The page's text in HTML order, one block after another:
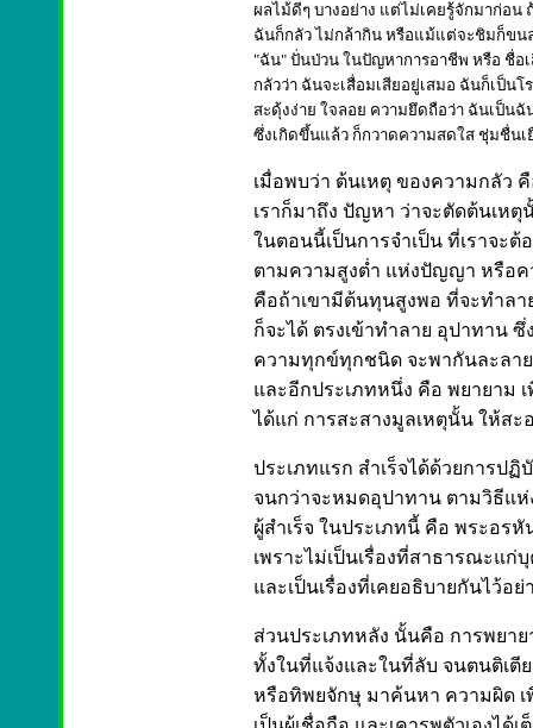
ผลไม้ดีๆ บางอย่าง แต่ไม่เคยรู้จักมาก่อน
ฉันก็กลัว ไม่กล้ากิน หรือแม้แต่จะชิมก็ขน
"ฉัน" ปั่นป่วน ในปัญหาการอาชีพ หรือ ชื่อ
กลัวว่า ฉันจะเสื่อมเสียอยู่เสมอ ฉันก็เป็น
สะดุ้งง่าย ใจลอย ความยึดถือว่า ฉันเป็น
ซึ่งเกิดขึ้นแล้ว ก็กวาดความสดใส ชุ่มชื่น
เมื่อพบว่า ต้นเหตุ ของความกลัว
เราก็มาถึง ปัญหา ว่าจะตัดต้นเหตุ
ในตอนนี้เป็นการจำเป็น ที่เราจะ
ตามความสูงต่ำ แห่งปัญญา หรือค
คือถ้าเขามีต้นทุนสูงพอ ที่จะทำล
ก็จะได้ ตรงเข้าทำลาย อุปาทาน ซึ่
ความทุกข์ทุกชนิด จะพากันละลา
และอีกประเภทหนึ่ง คือ พยายาม
ได้แก่ การสะสางมูลเหตุนั้น ให้ส
ประเภทแรก สำเร็จได้ด้วยการป
จนกว่าจะหมดอุปาทาน ตามวิธีแห่
ผู้สำเร็จ ในประเภทนี้ คือ พระอร
เพราะไม่เป็นเรื่องที่สาธารณะแก่
และเป็นเรื่องที่เคยอธิบายกันไว้อ
ส่วนประเภทหลัง นั้นคือ การพยา
ทั้งในที่แจ้งและในที่ลับ จนตนติเตี
หรือทิพยจักษุ มาค้นหา ความผิด เ